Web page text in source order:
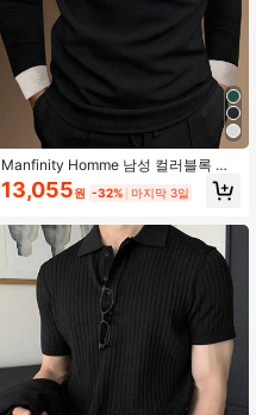
Manfinity Homme 남성 컬러블록 칼
라 긴팔 폴로 셔츠, 외출 캐주얼 남편,
가을, 정장
13,055원 -32% 마지막 3일